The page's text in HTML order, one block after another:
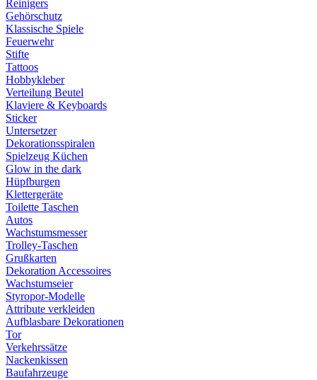
Reinigers
Gehörschutz
Klassische Spiele
Feuerwehr
Stifte
Tattoos
Hobbykleber
Verteilung Beutel
Klaviere & Keyboards
Sticker
Untersetzer
Dekorationsspiralen
Spielzeug Küchen
Glow in the dark
Hüpfburgen
Klettergeräte
Toilette Taschen
Autos
Wachstumsmesser
Trolley-Taschen
Grußkarten
Dekoration Accessoires
Wachstumseier
Styropor-Modelle
Attribute verkleiden
Aufblasbare Dekorationen
Tor
Verkehrssätze
Nackenkissen
Baufahrzeuge